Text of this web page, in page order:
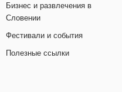
Бизнес и развлечения в
Словении
Фестивали и события
Полезные ссылки